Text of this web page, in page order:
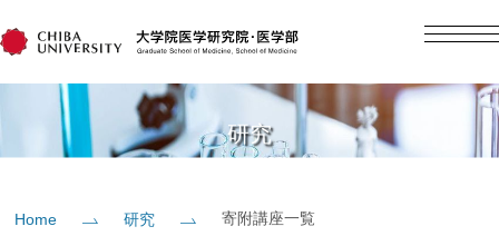
日本語
研究
Home 研究 寄附講座一覧